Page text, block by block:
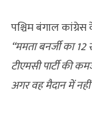
पश्चिम बंगाल
“ममता बनर्जी का
टीएमसी पार्टी की
अगर वह मैदान में नहीं